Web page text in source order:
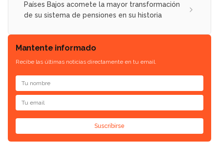
Países Bajos acomete la mayor transformación
de su sistema de pensiones en su historia
Mantente informado
Recibe las últimas noticias directamente en tu email.
Suscribirse